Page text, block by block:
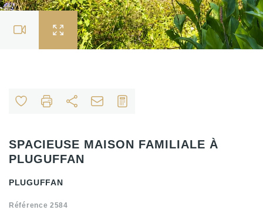
SPACIEUSE MAISON FAMILIALE À
PLUGUFFAN
PLUGUFFAN
Référence 2584